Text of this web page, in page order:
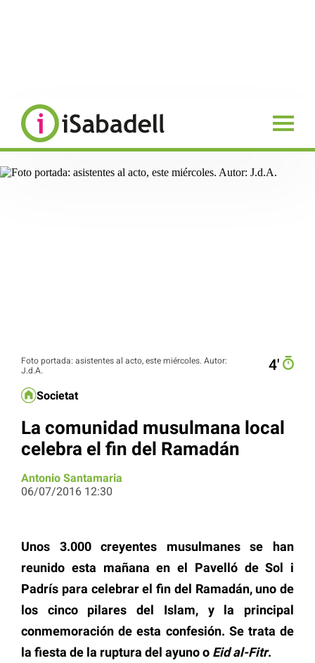
Foto portada: asistentes al acto, este miércoles. Autor:
J.d.A.
4′
Societat
La comunidad musulmana local
celebra el fin del Ramadán
Antonio Santamaria
06/07/2016 12:30
Unos 3.000 creyentes musulmanes se han
reunido esta mañana en el Pavelló de Sol i
Padrís para celebrar el fin del Ramadán, uno de
los cinco pilares del Islam, y la principal
conmemoración de esta confesión. Se trata de
la fiesta de la ruptura del ayuno o Eid al-Fitr.